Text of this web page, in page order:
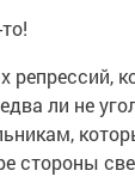
репрессий,
ли не
стороны